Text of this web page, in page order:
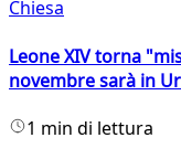
Chiesa
Leone XIV torna
novembre sarà in
1 min di lettura